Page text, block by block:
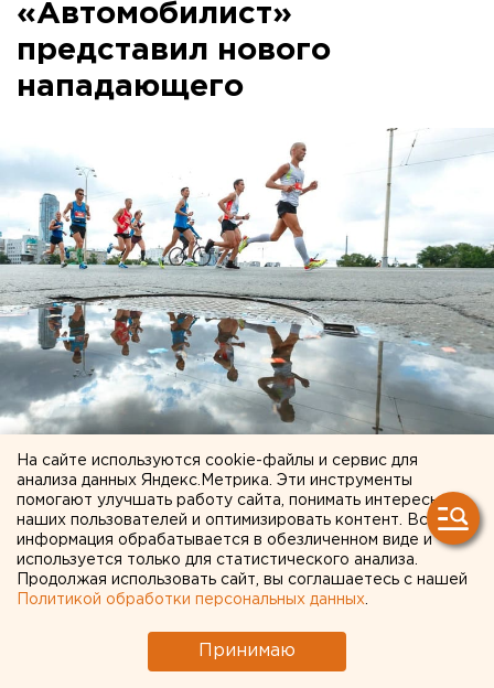
«Автомобилист»
представил нового
нападающего
© ХК «Авангард»
Хоккейный клуб «Автомобилист» подписал
контракт с нападающим Сергеем Шумаковым .
Соглашение рассчитано на два сезона.
обмен на денежную компенсацию. В составе омичей
Шумаков выступал два с половиной года. До этого
На сайте используются cookie-файлы и сервис для
анализа данных Яндекс.Метрика. Эти инструменты
помогают улучшать работу сайта, понимать интересы
наших пользователей и оптимизировать контент. Вся
информация обрабатывается в обезличенном виде и
используется только для статистического анализа.
Продолжая использовать сайт, вы соглашаетесь с нашей
Политикой обработки персональных данных
Принимаю